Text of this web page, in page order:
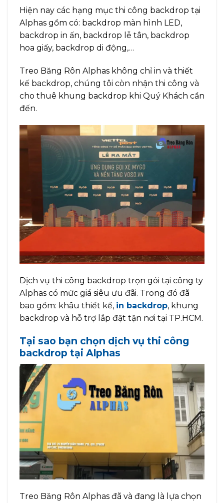
Hiện nay các hạng mục thi công backdrop tại
Alphas gồm có: backdrop màn hình LED,
backdrop in ấn, backdrop lễ tân, backdrop
hoa giấy, backdrop di động,…
Treo Băng Rôn Alphas không chỉ in và thiết
kế backdrop, chúng tôi còn nhận thi công và
cho thuê khung backdrop khi Quý Khách cần
đến.
Dịch vụ thi công backdrop trọn gói tại công ty
Alphas có mức giá siêu ưu đãi. Trong đó đã
bao gồm: khâu thiết kế, in backdrop, khung
backdrop và hỗ trợ lắp đặt tận nơi tại TP.HCM.
Tại sao bạn chọn dịch vụ thi công
backdrop tại Alphas
Treo Băng Rôn Alphas đã và đang là lựa chọn